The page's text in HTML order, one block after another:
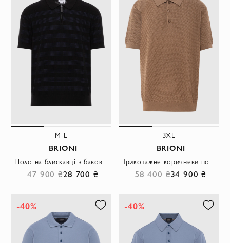
M-L
BRIONI
47 900 ₴28 700 ₴
3XL
BRIONI
58 400 ₴34 900 ₴
-40% -40%